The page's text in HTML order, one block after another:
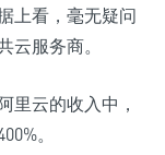
上看，毫无疑问
云服务商。
里云的收入中，
。